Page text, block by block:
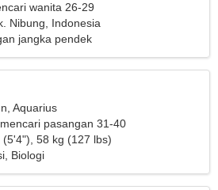
wanita 26-29
Nibung, Indonesia
jangka pendek
Aquarius
pasangan 31-40
(5'4"), 58 kg (127 lbs)
Biologi